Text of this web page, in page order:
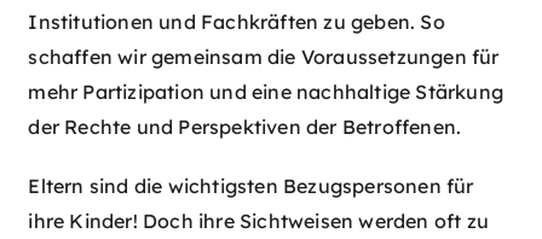
Institutionen und Fachkräften zu geben. So
schaffen wir gemeinsam die Voraussetzungen für
mehr Partizipation und eine nachhaltige Stärkung
der Rechte und Perspektiven der Betroffenen.
Eltern sind die wichtigsten Bezugspersonen für
ihre Kinder! Doch ihre Sichtweisen werden oft zu